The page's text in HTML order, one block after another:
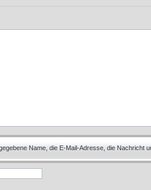
Name, die E-Mail-Adresse, die Nachricht